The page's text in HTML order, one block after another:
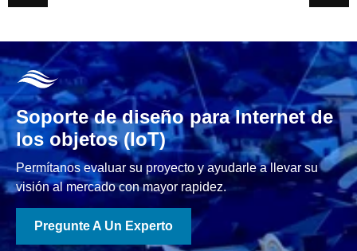
Soporte de diseño para Internet de
los objetos (IoT)
Permítanos evaluar su proyecto y ayudarle a llevar su
visión al mercado con mayor rapidez.
Pregunte A Un Experto